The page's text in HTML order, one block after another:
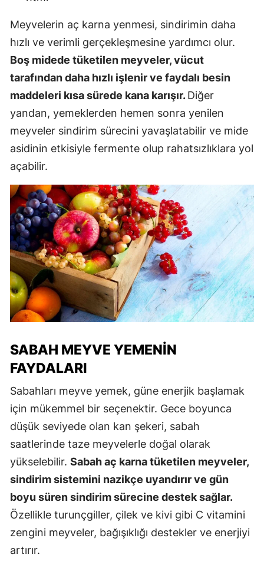
Meyvelerin aç karna yenmesi, sindirimin daha
hızlı ve verimli gerçekleşmesine yardımcı olur.
Boş midede tüketilen meyveler, vücut
tarafından daha hızlı işlenir ve faydalı besin
maddeleri kısa sürede kana karışır.Diğer
yandan, yemeklerden hemen sonra yenilen
meyveler sindirim sürecini yavaşlatabilir ve mide
asidinin etkisiyle fermente olup rahatsızlıklara yol
açabilir.
SABAH MEYVE YEMENIN
FAYDALARI
Sabahları meyve yemek, güne enerjik başlamak
için mükemmel bir seçenektir. Gece boyunca
düşük seviyede olan kan şekeri, sabah
saatlerinde taze meyvelerle doğal olarak
yükselebilir. Sabah aç karna tüketilen meyveler,
sindirim sistemini nazikçe uyandırır ve gün
boyu süren sindirim sürecine destek sağlar.
Özellikle turunçgiller, çilek ve kivi gibi C vitamini
zengini meyveler, bağışıklığı destekler ve enerjiyi
artırır.